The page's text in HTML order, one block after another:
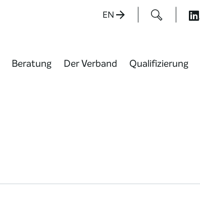
EN
Beratung Der Verband Qualifizierung